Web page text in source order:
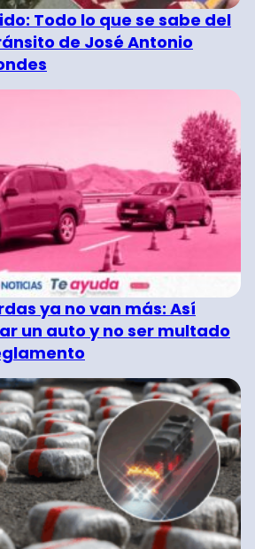
Todo lo que se sabe del
de José Antonio
ya no van más: Así
un auto y no ser multado